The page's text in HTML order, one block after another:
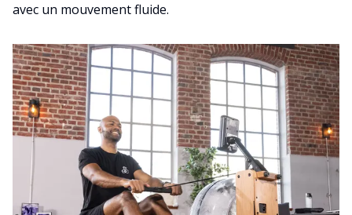
avec un mouvement fluide.